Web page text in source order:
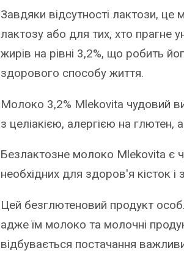
Завдяки відсутності лактози,
лактозу або для тих, хто прагне
жирів на рівні 3,2%, що робить
здорового способу життя.
Молоко 3,2% Mlekovita чудовий
з целіакією, алергією на
Безлактозне молоко Mlekovita є
необхідних для здоров'я кісток і
Цей безглютеновий продукт
адже їм молоко та молочні
відбувається постачання